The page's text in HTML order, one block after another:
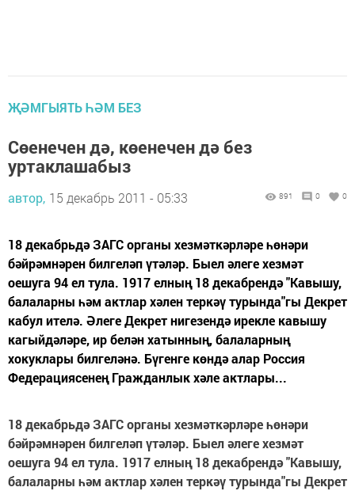
ҖӘМГЫЯТЬ ҺӘМ БЕЗ
Сөенечен дә, көенечен дә без
уртаклашабыз
автор, 15 декабрь 2011 - 05:33 891 0 0
18 декабрьдә ЗАГС органы хезмәткәрләре һөнәри
бәйрәмнәрен билгеләп үтәләр. Быел әлеге хезмәт
оешуга 94 ел тула. 1917 елның 18 декабрендә "Кавышу,
балаларны һәм актлар хәлен теркәү турында"гы Декрет
кабул ителә. Әлеге Декрет нигезендә ирекле кавышу
кагыйдәләре, ир белән хатынның, балаларның
хокуклары билгеләнә. Бүгенге көндә алар Россия
Федерациясенең Гражданлык хәле актлары...
18 декабрьдә ЗАГС органы хезмәткәрләре һөнәри
бәйрәмнәрен билгеләп үтәләр. Быел әлеге хезмәт
оешуга 94 ел тула. 1917 елның 18 декабрендә "Кавышу,
балаларны һәм актлар хәлен теркәү турында"гы Декрет